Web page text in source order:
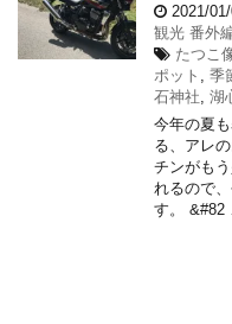
2021/
観光 番外
たつこ
ポット
季
石神社 湖
今年の夏
る、アレ
チンがも
れるので
す。 &#82